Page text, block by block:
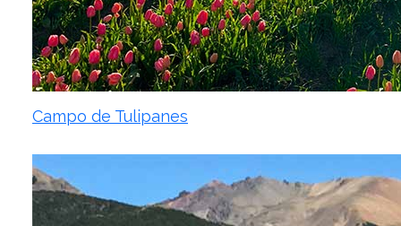
Campo de Tulipanes